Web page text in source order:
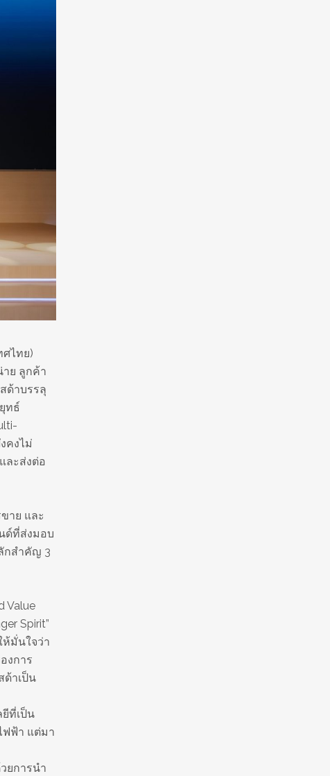
ไทย)
ย ลูกค้า
ด้าบรรลุ
ทธ์
คงไม่
ละส่งต่อ
าย และ
ด์ที่ส่งมอบ
กสำคัญ 3
Value
Spirit”
ห้มั่นใจว่า
งการ
ด้าเป็น
ที่เป็น
ฟฟ้า แต่มา
ยการนำ